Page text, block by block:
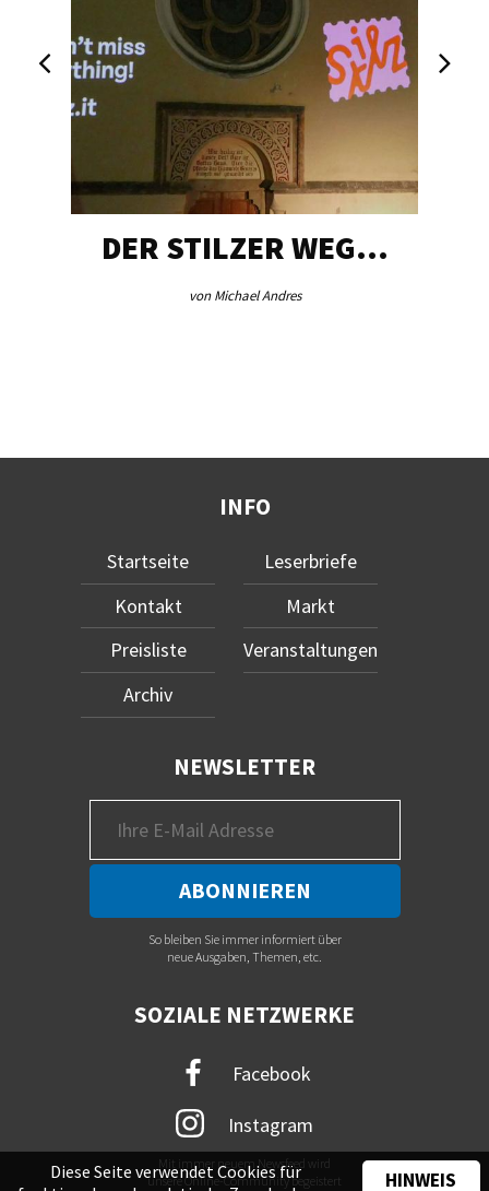
DER STILZER WEG…
von Michael Andres
INFO
Startseite
Kontakt
Preisliste
Archiv
Leserbriefe
Markt
Veranstaltungen
NEWSLETTER
So bleiben Sie immer informiert über
neue Ausgaben, Themen, etc.
SOZIALE NETZWERKE
Facebook
Instagram
Mit immer neuem Newsfeed wird
unsere Online-Community begeistert
Diese Seite verwendet Cookies für
HINWEIS